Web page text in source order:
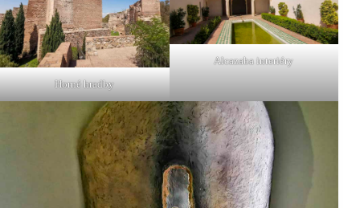
Horné hradby
Alcazaba interiéry